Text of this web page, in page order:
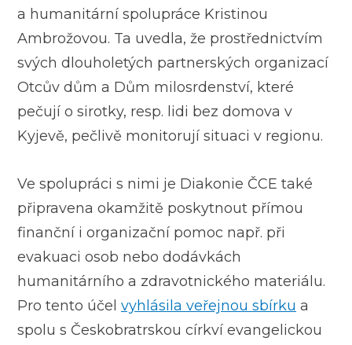
a humanitární spolupráce Kristinou
Ambrožovou. Ta uvedla, že prostřednictvím
svých dlouholetých partnerských organizací
Otcův dům a Dům milosrdenství, které
pečují o sirotky, resp. lidi bez domova v
Kyjevě, pečlivě monitorují situaci v regionu.
Ve spolupráci s nimi je Diakonie ČCE také
připravena okamžitě poskytnout přímou
finanční i organizační pomoc např. při
evakuaci osob nebo dodávkách
humanitárního a zdravotnického materiálu.
Pro tento účel vyhlásila veřejnou sbírku a
spolu s Českobratrskou církví evangelickou